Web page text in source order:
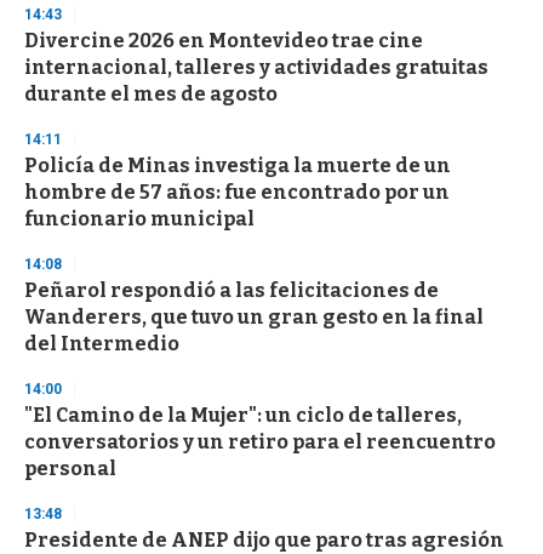
s
e
c
o
n
14:43
Divercine 2026 en Montevideo trae cine
internacional, talleres y actividades gratuitas
durante el mes de agosto
14:11
Policía de Minas investiga la muerte de un
hombre de 57 años: fue encontrado por un
funcionario municipal
14:08
Peñarol respondió a las felicitaciones de
Wanderers, que tuvo un gran gesto en la final
del Intermedio
14:00
"El Camino de la Mujer": un ciclo de talleres,
conversatorios y un retiro para el reencuentro
personal
13:48
Presidente de ANEP dijo que paro tras agresión